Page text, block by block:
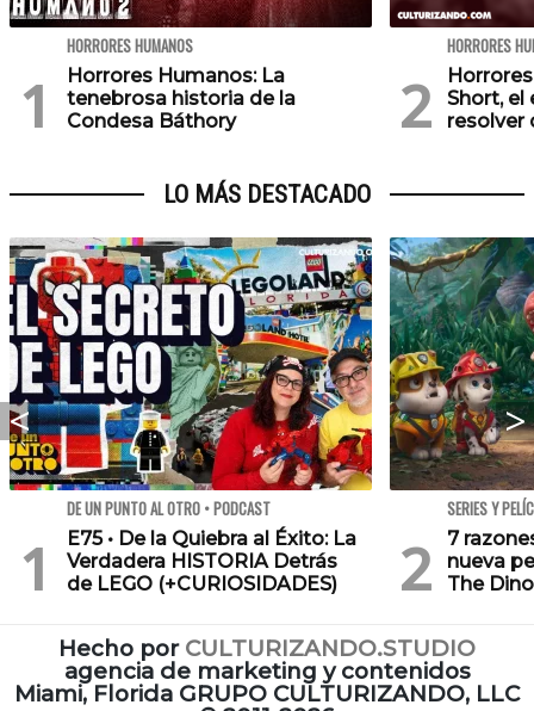
HORRORES HUMANOS
Horrores Humanos: La
tenebrosa historia de la
Condesa Báthory
HORRORES
Short, el
resolver
LO MÁS DESTACADO
DE UN PUNTO AL OTRO • PODCAST
E75 • De la Quiebra al Éxito: La
Verdadera HISTORIA Detrás
de LEGO (+CURIOSIDADES)
SERIES Y
7
nueva
The
Hecho por CULTURIZANDO.STUDIO
agencia de marketing y contenidos
Miami, Florida GRUPO CULTURIZANDO, LLC